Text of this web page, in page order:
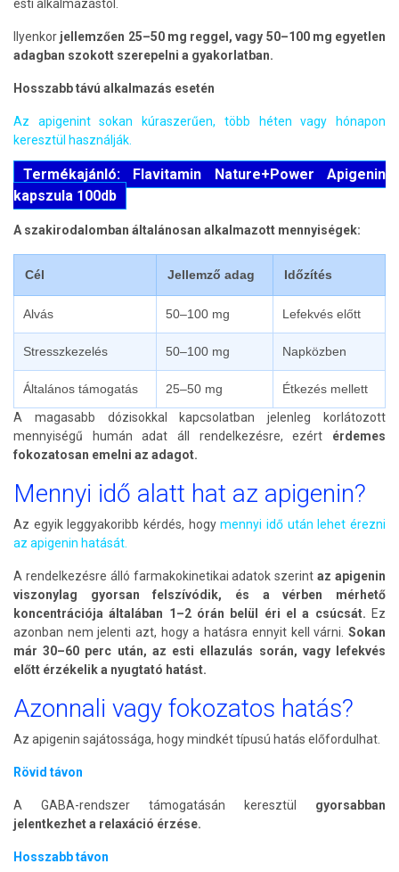
esti alkalmazástól.
Ilyenkor jellemzően 25–50 mg reggel, vagy 50–100 mg egyetlen
adagban szokott szerepelni a gyakorlatban.
Hosszabb távú alkalmazás esetén
Az apigenint sokan kúraszerűen, több héten vagy hónapon
keresztül használják.
Termékajánló: Flavitamin Nature+Power Apigenin
kapszula 100db
A szakirodalomban általánosan alkalmazott mennyiségek:
Cél Jellemző adag Időzítés
Alvás 50–100 mg Lefekvés előtt
Stresszkezelés 50–100 mg Napközben
Általános támogatás 25–50 mg
Étkezés mellett
A magasabb dózisokkal kapcsolatban jelenleg korlátozott
mennyiségű humán adat áll rendelkezésre, ezért érdemes
fokozatosan emelni az adagot.
Mennyi idő alatt hat az apigenin?
Az egyik leggyakoribb kérdés, hogymennyi idő után lehet érezni
az apigenin hatását.
A rendelkezésre álló farmakokinetikai adatok szerintaz apigenin
viszonylag gyorsan felszívódik, és a vérben mérhető
koncentrációja általában 1–2 órán belül éri el a csúcsát. Ez
azonban nem jelenti azt, hogy a hatásra ennyit kell várni. Sokan
már 30–60 perc után, az esti ellazulás során, vagy lefekvés
előtt érzékelik a nyugtató hatást.
Azonnali vagy fokozatos hatás?
Az apigenin sajátossága, hogy mindkét típusú hatás előfordulhat.
Rövid távon
A GABA-rendszer támogatásán keresztül gyorsabban
jelentkezhet a relaxáció érzése.
Hosszabb távon